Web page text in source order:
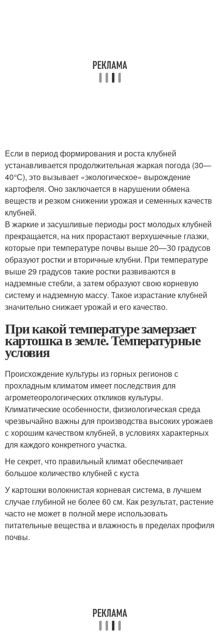
Если в период формирования и роста клубней
устанавливается продолжительная жаркая погода (30—
40°С), это вызывает «экологическое» вырождение
картофеля. Оно заключается в нарушении обмена
веществ и резком снижении урожая и семенных качеств
клубней.
В жаркие и засушливые периоды рост молодых клубней
прекращается, на них прорастают верхушечные глазки,
которые при температуре почвы выше 20—З0 градусов
образуют ростки и вторичные клубни. При температуре
выше 29 градусов такие ростки развиваются в
надземные стебли, а затем образуют свою корневую
систему и надземную массу. Такое израстание клубней
значительно снижает урожай и его качество.
При какой температуре замерзает
картошка в земле. Температурные
условия
Происхождение культуры из горных регионов с
прохладным климатом имеет последствия для
агрометеорологических откликов культуры.
Климатические особенности, физиологическая среда
чрезвычайно важны для производства высоких урожаев
с хорошим качеством клубней, в условиях характерных
для каждого конкретного участка.
Не секрет, что правильный климат обеспечивает
большое количество клубней с куста
У картошки волокнистая корневая система, в лучшем
случае глубиной не более 60 см. Как результат, растение
часто не может в полной мере использовать
питательные вещества и влажность в пределах профиля
почвы.